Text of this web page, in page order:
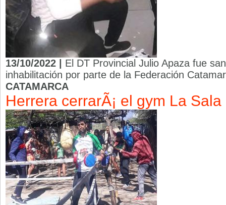
13/10/2022 | El DT Provincial Julio Apaza fue
inhabilitación por parte de la Federación
CATAMARCA
Herrera cerrarÃ¡ el gym La Sala